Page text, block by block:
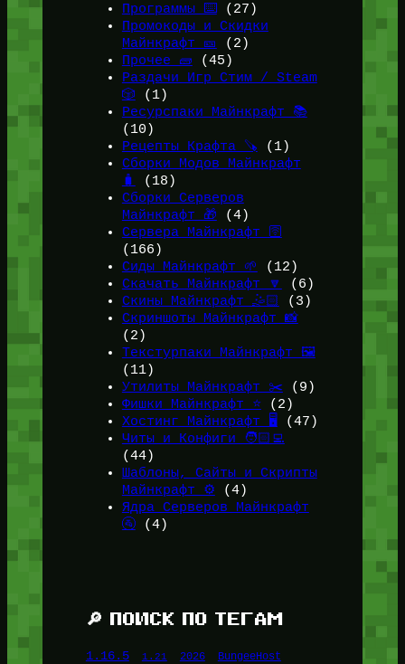
Программы ⌨️ (27)
Промокоды и Скидки
Майнкрафт 🎫
(2)
Прочее 🧱 (45)
Раздачи Игр Стим / Steam
🎲 (1)
Ресурспаки Майнкрафт 📚
(10)
Рецепты Крафта 🪚 (1)
Сборки Модов Майнкрафт
🧳
(18)
Сборки Серверов
Майнкрафт 🎁 (4)
Сервера Майнкрафт 🛜
(166)
Сиды Майнкрафт 🌱
(12)
Скачать Майнкрафт 🔽
(6)
Скины Майнкрафт 🤹🏻
(3)
Скриншоты Майнкрафт 📸
(2)
Текстурпаки Майнкрафт 🖼️
(11)
Утилиты Майнкрафт ✂️ (9)
Фишки Майнкрафт ⭐(2)
Хостинг Майнкрафт 🖥️ (47)
Читы и Конфиги 🧑🏻‍💻
(44)
Шаблоны, Сайты и Скрипты
Майнкрафт ⚙️ (4)
Ядра Серверов Майнкрафт
🚰(4)
🔎 ПОИСК ПО ТЕГАМ
1.16.5 1.21 2026 BungeeHost